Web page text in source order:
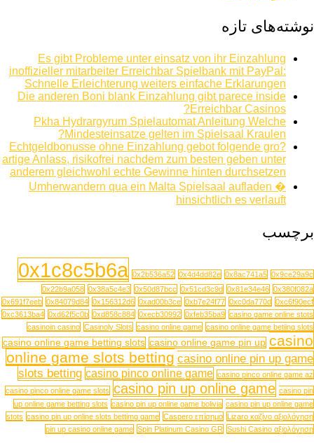
نوشته‌های تازه
Es gibt Probleme unter einsatz von ihr Einzahlung
inoffizieller mitarbeiter Erreichbar Spielbank mit PayPal:
Schnelle Erleichterung weiters einfache Erklarungen
Die anderen Boni blank Einzahlung gibt parece inside
Erreichbar Casinos?
Pkha Hydrargyrum Spielautomat Anleitung Welche
Mindesteinsatze gelten im Spielsaal Kraulen?
Echtgeldbonusse ohne Einzahlung gebot folgende gro?
artige Anlass, risikofrei nachdem zum besten geben unter
anderem gleichwohl echte Gewinne hinten durchsetzen
Umherwandern qua ein Malta Spielsaal aufladen �
hinsichtlich es verlauft
برچسب
0x1c8c5b6a 0x2b536a52 0x4d4dd82e 0x8ac741a5 0x9ce29a9c
0x22b9a058 0x38a5c4e3 0x50d87bcc 0x51cd3c9d 0x81e34e46 0x380f082a
0x691f7eeb 0x84079d84 0x156312d6 0xad00b3ce 0xb7e24f77 0xc0da770d 0xc6f90ecf
0xc3613ba4 0xd62f5c0b 0xd858c884 0xecb30992 0xfeb35ba9 casino game online stots
casinoin casino Casinoly Slots casino online game casino online game betiing slots
casino online game betting slots casino online game pin up casino
online game slots betting casino online pin up game
slots betting casino pinco online game casino pinco online game az
casino pinco online game slots casino pin up online game casino pin
up online game betting slots casino pin up online game bolivia casino pin up online game
stots casino pin up online slots bettimg game Caspero επίσημο Lizaro καζίνο αξιολόγηση
pin up casino online game Spin Platinum Casino GR Sushi Casino αξιολόγηση